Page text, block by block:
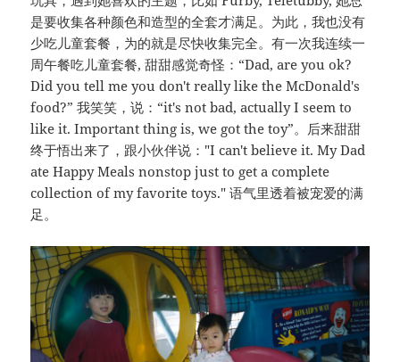
是要收集各种颜色和造型的全套才满足。为此，我也没有
少吃儿童套餐，为的就是尽快收集完全。有一次我连续一
周午餐吃儿童套餐, 甜甜感觉奇怪：“Dad, are you ok?
Did you tell me you don't really like the McDonald's
food?” 我笑笑，说：“it's not bad, actually I seem to
like it. Important thing is, we got the toy”。后来甜甜
终于悟出来了，跟小伙伴说："I can't believe it. My Dad
ate Happy Meals nonstop just to get a complete
collection of my favorite toys." 语气里透着被宠爱的满
足。